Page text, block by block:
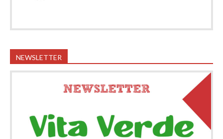
NEWSLETTER